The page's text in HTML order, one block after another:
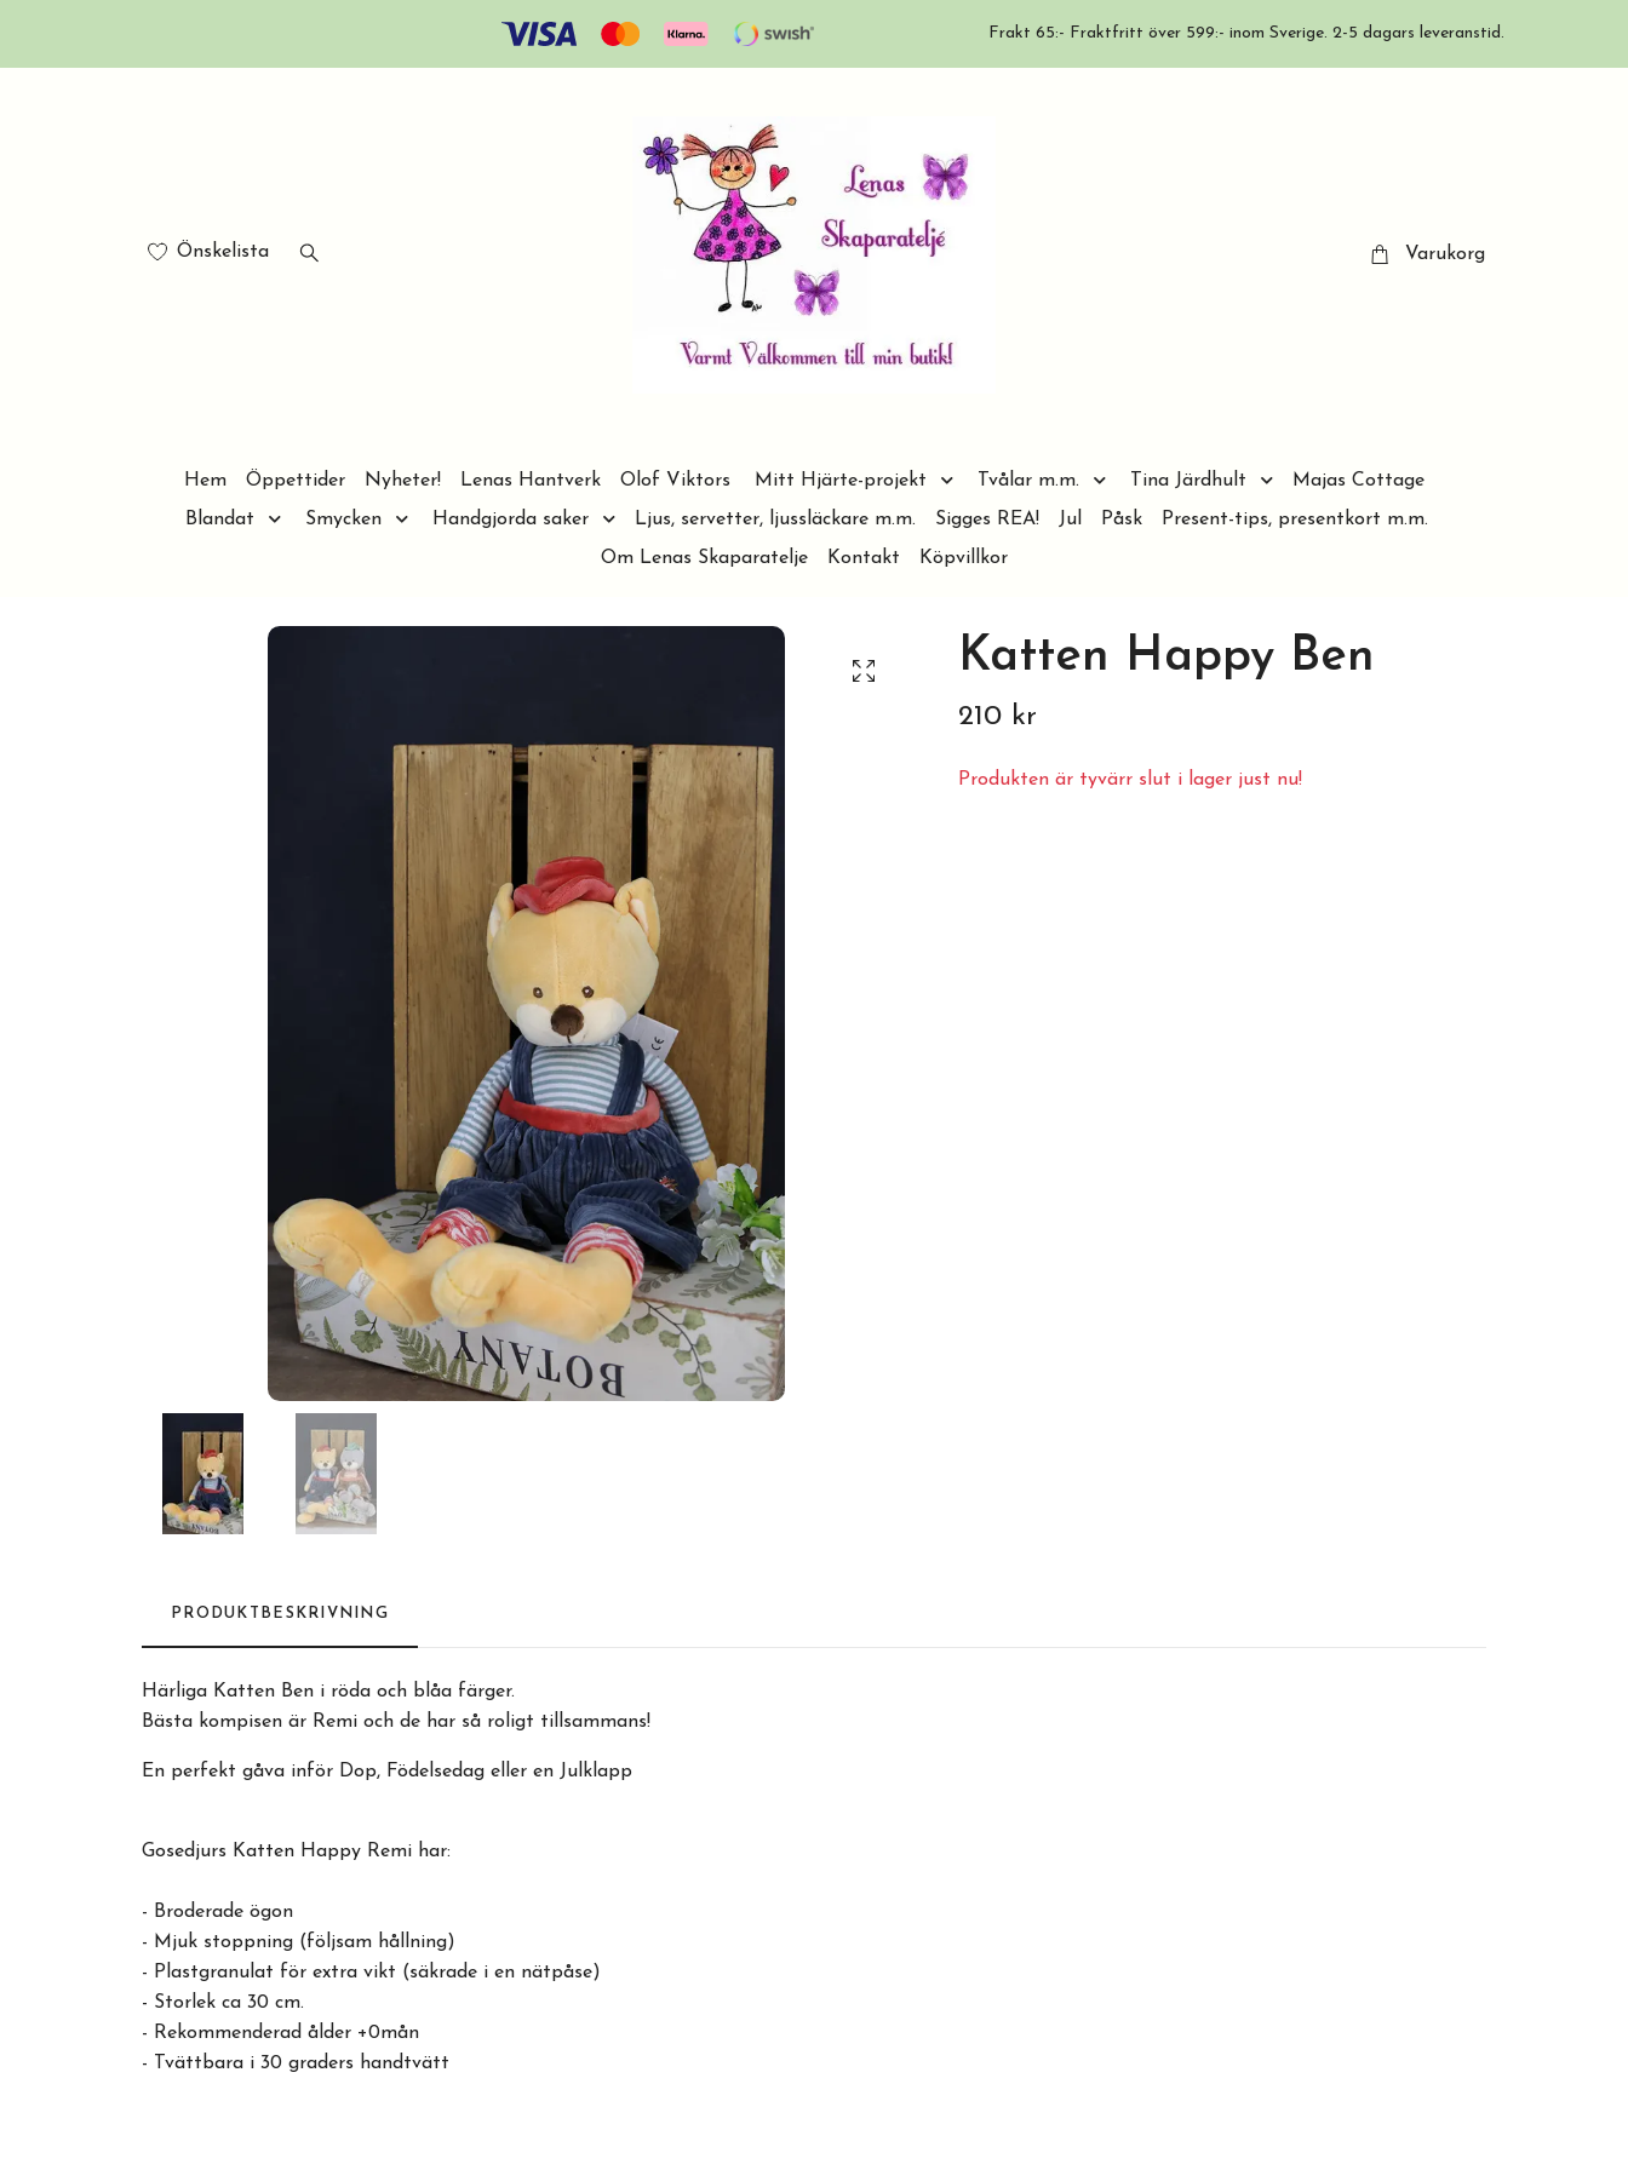
Frakt 65:- Fraktfritt över 599:- inom Sverige. 2-5 dagars leveranstid.
Önskelista Varukorg
Hem Öppettider Nyheter! Lenas Hantverk Olof Viktors Mitt Hjärte-projekt Tvålar m.m. Tina Järdhult
Majas Cottage
Blandat
Smycken Handgjorda saker Ljus, servetter, ljussläckare m.m. Sigges REA! Jul Påsk
Present-tips, presentkort m.m.
Om Lenas Skaparatelje
Kontakt Köpvillkor
Katten Happy Ben
210 kr
Produkten är tyvärr slut i lager just nu!
PRODUKTBESKRIVNING
Härliga Katten Ben i röda och blåa färger.
Bästa kompisen är Remi och de har så roligt tillsammans!
En perfekt gåva inför Dop, Födelsedag eller en Julklapp
Gosedjurs Katten Happy Remi har:
- Broderade ögon
- Mjuk stoppning (följsam hållning)
- Plastgranulat för extra vikt (säkrade i en nätpåse)
- Storlek ca 30 cm.
- Rekommenderad ålder +0mån
- Tvättbara i 30 graders handtvätt